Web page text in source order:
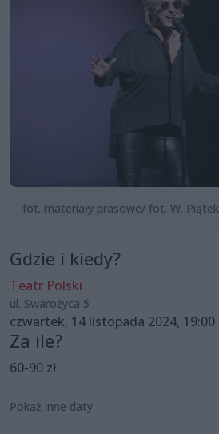
fot. materiały prasowe/ fot. W. Piątek
Gdzie i kiedy?
Teatr Polski
ul. Swarożyca 5
czwartek, 14 listopada 2024, 19:00
Za ile?
60-90 zł
Pokaż inne daty